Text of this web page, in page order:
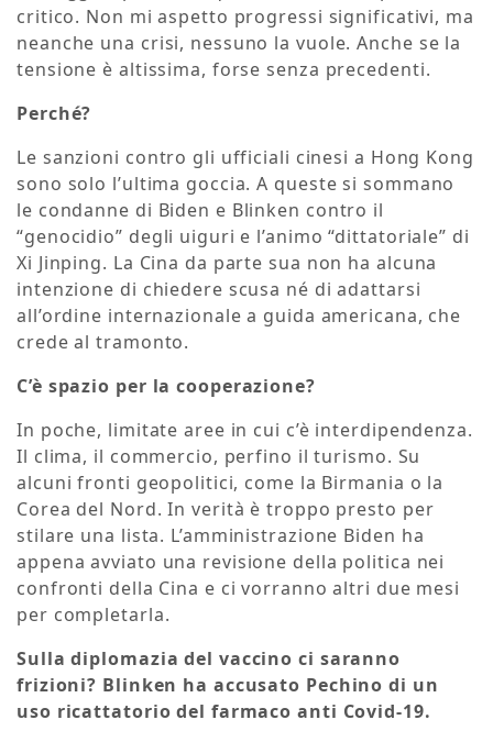
critico. Non mi aspetto progressi significativi, ma
neanche una crisi, nessuno la vuole. Anche se la
tensione è altissima, forse senza precedenti.
Perché?
Le sanzioni contro gli ufficiali cinesi a Hong Kong
sono solo l’ultima goccia. A queste si sommano
le condanne di Biden e Blinken contro il
“genocidio” degli uiguri e l’animo “dittatoriale” di
Xi Jinping. La Cina da parte sua non ha alcuna
intenzione di chiedere scusa né di adattarsi
all’ordine internazionale a guida americana, che
crede al tramonto.
C’è spazio per la cooperazione?
In poche, limitate aree in cui c’è interdipendenza.
Il clima, il commercio, perfino il turismo. Su
alcuni fronti geopolitici, come la Birmania o la
Corea del Nord. In verità è troppo presto per
stilare una lista. L’amministrazione Biden ha
appena avviato una revisione della politica nei
confronti della Cina e ci vorranno altri due mesi
per completarla.
Sulla diplomazia del vaccino ci saranno
frizioni? Blinken ha accusato Pechino di un
uso ricattatorio del farmaco anti Covid-19.